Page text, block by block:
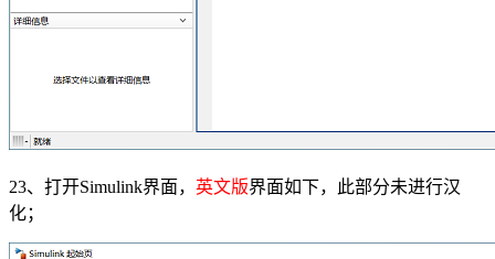
23、打开Simulink界面， 英文版界面如下，此部分未进行汉
化；